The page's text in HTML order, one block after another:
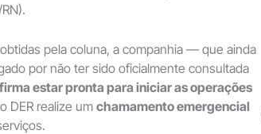
pela coluna, a companhia — que ainda
por não ter sido oficialmente consultada
estar pronta para iniciar as operações
DER realize um chamamento emergencial